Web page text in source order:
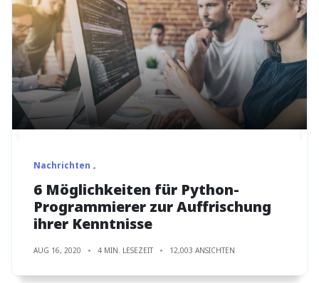
Nachrichten
6 Möglichkeiten für Python-
Programmierer zur Auffrischung
ihrer Kenntnisse
AUG 16, 2020 4 MIN. LESEZEIT 12,003 ANSICHTEN